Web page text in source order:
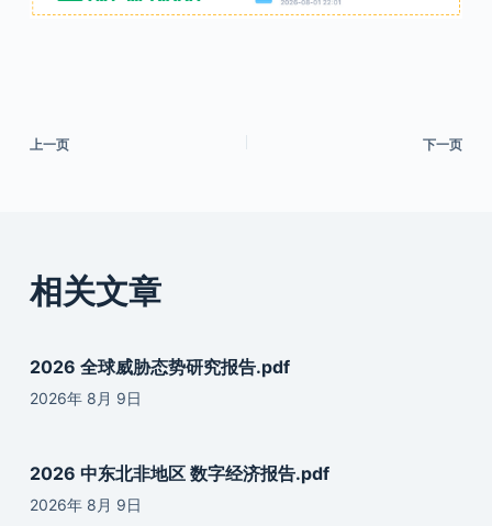
上一页 下一页
相关文章
2026 全球威胁态势研究报告.pdf
2026年 8月 9日
2026 中东北非地区 数字经济报告.pdf
2026年 8月 9日